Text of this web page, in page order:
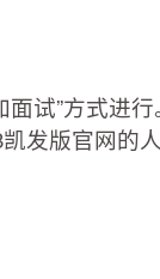
面试”方式进
发版官网的